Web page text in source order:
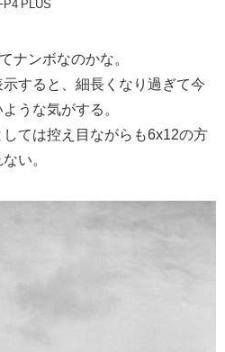
PLUS
ナンボなのかな。
すると、細長くなり過ぎて今
うな気がする。
ては控え目ながらも6x12の方
い。